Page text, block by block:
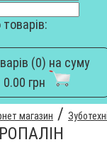
(0) на суму
0.00 грн
магазин /